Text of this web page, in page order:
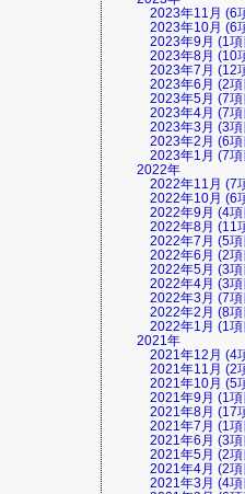
2023年11月 (6
2023年10月 (6
2023年9月 (1
2023年8月 (10
2023年7月 (12
2023年6月 (2
2023年5月 (7
2023年4月 (7
2023年3月 (3
2023年2月 (6
2023年1月 (7
2022年
2022年11月 (7
2022年10月 (6
2022年9月 (4
2022年8月 (11
2022年7月 (5
2022年6月 (2
2022年5月 (3
2022年4月 (3
2022年3月 (7
2022年2月 (8
2022年1月 (1
2021年
2021年12月 (4
2021年11月 (2
2021年10月 (5
2021年9月 (1
2021年8月 (17
2021年7月 (1
2021年6月 (3
2021年5月 (2
2021年4月 (2
2021年3月 (4